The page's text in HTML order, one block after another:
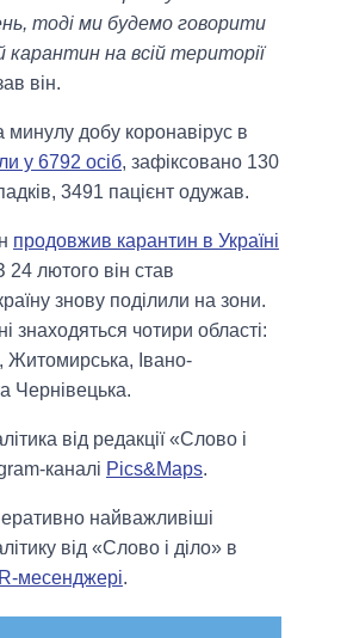
тоді ми будемо говорити
на всій території
він.
минулу добу коронавірус в
у 6792 осіб, зафіксовано 130
3491 пацієнт одужав.
продовжив карантин в Україні
24 лютого він став
знову поділили на зони.
знаходяться чотири області:
Житомирська, Івано-
Чернівецька.
від редакції «Слово і
каналі Pics&Maps.
найважливіші
від «Слово і діло» в
месенджері.